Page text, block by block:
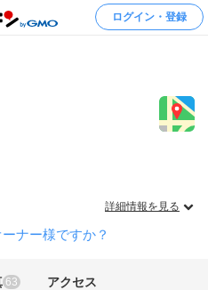
ログイン・登録
詳細情報を見る
ナー様ですか？
63 アクセス